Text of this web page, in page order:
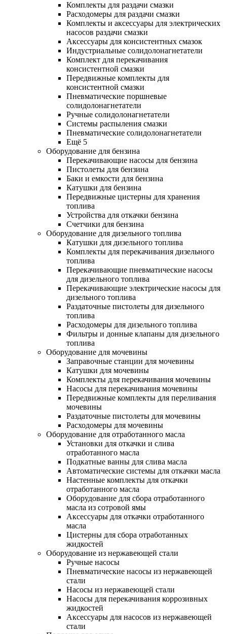
Комплекты для раздачи смазки
Расходомеры для раздачи смазки
Комплекты и аксессуары для электрических
насосов раздачи смазки
Аксессуары для консистентных смазок
Индустриальные солидолонагнетатели
Комплект для перекачивания
консистентной смазки
Передвижные комплекты для
консистентной смазки
Пневматические поршневые
солидолонагнетатели
Ручные солидолонагнетатели
Системы распыления смазки
Пневматические солидолонагнетатели
Ещё 5
Оборудование для бензина
Перекачивающие насосы для бензина
Пистолеты для бензина
Баки и емкости для бензина
Катушки для бензина
Передвижные цистерны для хранения
топлива
Устройства для откачки бензина
Счетчики для бензина
Оборудование для дизельного топлива
Катушки для дизельного топлива
Комплекты для перекачивания дизельного
топлива
Перекачивающие пневматические насосы
для дизельного топлива
Перекачивающие электрические насосы для
дизельного топлива
Раздаточные пистолеты для дизельного
топлива
Расходомеры для дизельного топлива
Фильтры и донные клапаны для дизельного
топлива
Оборудование для мочевины
Заправочные станции для мочевины
Катушки для мочевины
Комплекты для перекачивания мочевины
Насосы для перекачивания мочевины
Передвижные комплекты для переливания
мочевины
Раздаточные пистолеты для мочевины
Расходомеры для мочевины
Оборудование для отработанного масла
Установки для откачки и слива
отработанного масла
Подкатные ванны для слива масла
Автоматические системы для откачки масла
Настенные комплекты для откачки
отработанного масла
Оборудование для сбора отработанного
масла из сотровой ямы
Аксессуары для откачки отработанного
масла
Цистерны для сбора отработанных
жидкостей
Оборудование из нержавеющей стали
Ручные насосы
Пневматические насосы из нержавеющей
стали
Насосы из нержавеющей стали
Насосы для перекачивания коррозивных
жидкостей
Аксессуары для насосов из нержавеющей
стали